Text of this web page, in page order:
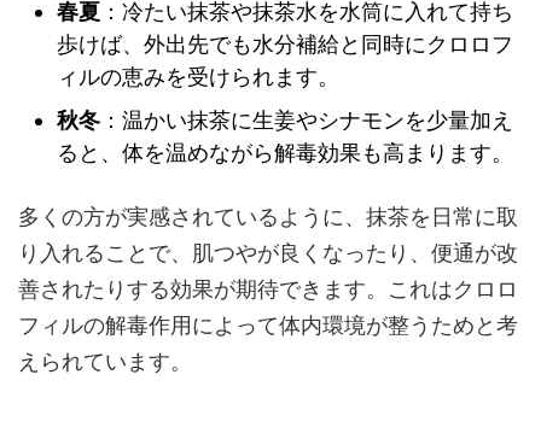
春夏 ：冷たい抹茶や抹茶水を水筒に入れて持ち
歩けば、外出先でも水分補給と同時にクロロフ
ィルの恵みを受けられます。
秋冬 ：温かい抹茶に生姜やシナモンを少量加え
ると、体を温めながら解毒効果も高まります。
多くの方が実感されているように、抹茶を日常に取
り入れることで、肌つやが良くなったり、便通が改
善されたりする効果が期待できます。これはクロロ
フィルの解毒作用によって体内環境が整うためと考
えられています。